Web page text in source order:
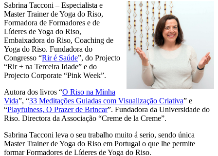
Sabrina Tacconi – Especialista e
Master Trainer de Yoga do Riso,
Formadora de Formadores e de
Líderes de Yoga do Riso,
Embaixadora do Riso, Coaching de
Yoga do Riso. Fundadora do
Congresso “Rir é Saúde”, do Projecto
“Rir + na Terceira Idade” e do
Projecto Corporate “Pink Week”.
Autora dos livros “O Riso na Minha
Vida”, “33 Meditações Guiadas com Visualização Criativa” e
“Playfulness, O Prazer de Brincar”. Fundadora da Universidade do
Riso. Directora da Associação “Creme de la Creme”.
Sabrina Tacconi leva o seu trabalho muito á serio, sendo única
Master Trainer de Yoga do Riso em Portugal o que lhe permite
formar Formadores de Líderes de Yoga do Riso.